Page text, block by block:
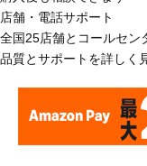
店舗・電話サポート
全国25店舗とコールセン
品質とサポートを詳しく